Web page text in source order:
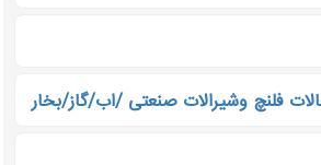
فلنچ وشیرالات صنعتی /اب/گاز/بخار